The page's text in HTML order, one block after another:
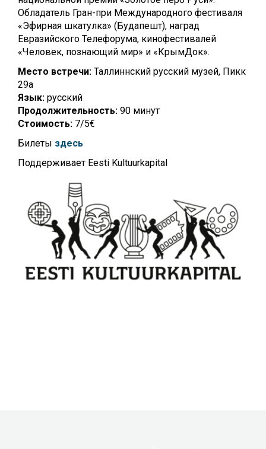
Обладатель Гран-при Международного фестиваля
«Эфирная шкатулка» (Будапешт), наград
Евразийского Телефорума, кинофестивалей
«Человек, познающий мир» и «КрымДок».
Место встречи: Таллиннский русский музей, Пикк
29а
Язык: русский
Продолжительность: 90 минут
Стоимость: 7/5€
Билеты здесь
Поддерживает Eesti Kultuurkapital